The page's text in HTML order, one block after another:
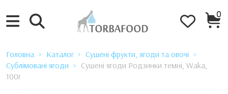
0
Головна Каталог
Сушені фрукти, ягоди та овочі
Сублімовані ягоди
Сушені ягоди Родзинки темні, Waka,
100г